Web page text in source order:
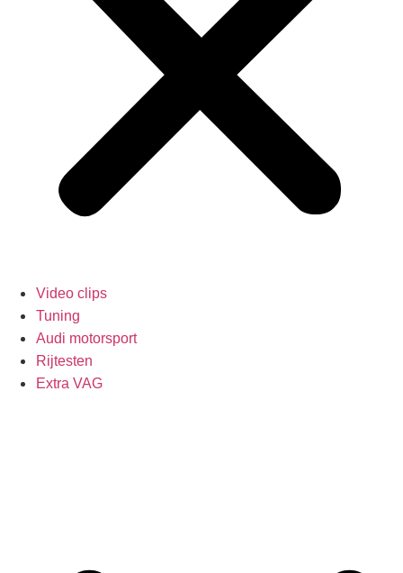
Video clips
Tuning
Audi motorsport
Rijtesten
Extra VAG